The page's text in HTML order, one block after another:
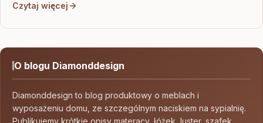
Czytaj więcej
O blogu Diamonddesign
Diamonddesign to blog produktowy o meblach i
wyposażeniu domu, ze szczególnym naciskiem na sypialnię.
Publikujemy krótkie opisy materacy, łóżek, luster, szafek